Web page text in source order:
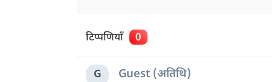
टिप्पणियाँ 0
G Guest (अतिथि)